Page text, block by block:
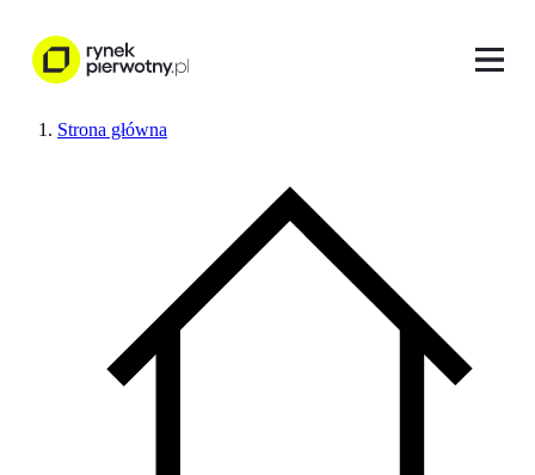
Strona główna